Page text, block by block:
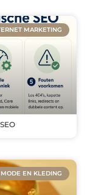
MARKETING
MODE EN KLEDING